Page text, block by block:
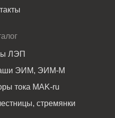
ЛЭП
ЭИМ, ЭИМ-М
тока MAK-ru
стремянки